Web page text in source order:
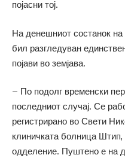
појасни тој.
На денешниот состанок на
бил разгледуван
појави во земјава.
– По подолг временски
последниот случај. Се
регистрирано во Свети
клиничката болница
одделение. Пуштено е на